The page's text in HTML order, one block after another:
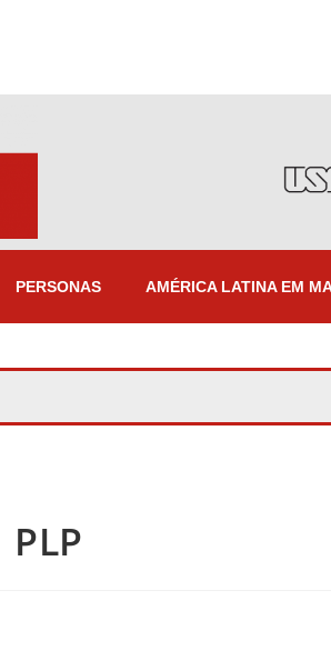
PERSONAS AMÉRICA LATINA EM
PLP